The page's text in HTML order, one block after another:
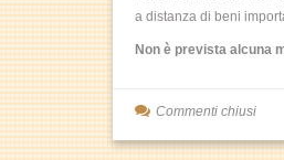
a distanza di beni
Non è prevista alcuna
Commenti chiusi